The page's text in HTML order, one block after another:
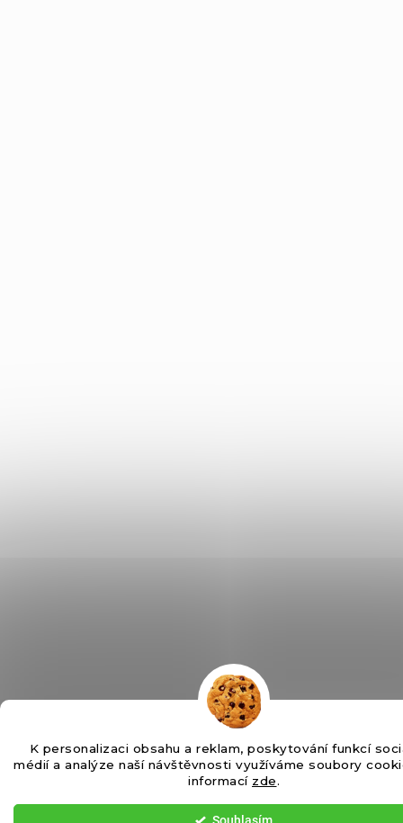
K personalizaci obsahu a reklam, poskytování funkcí
médií a analýze naší návštěvnosti využíváme soubory
informací zde.